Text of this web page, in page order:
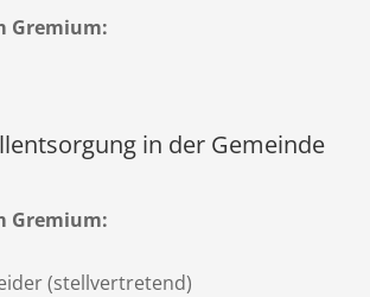
Gremium:
in der Gemeinde
Gremium:
(stellvertretend)